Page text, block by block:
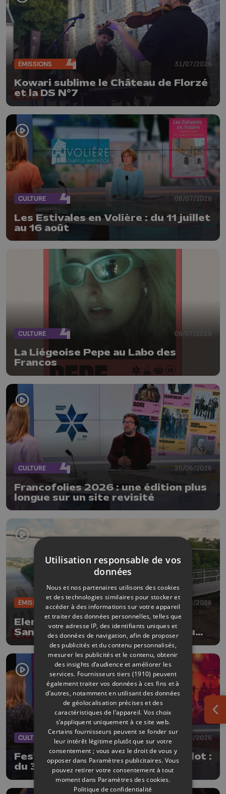
ÉMISSIONS 31/07/2026
Kowari sublime le Château de Florzé
et la DS N°7
CULTURE 08/07/2026
Les Estivales en Volière : du 11 juillet
au 16 août
CULTURE 08/07/2026
La Liégeoise Pepe au Labo des
Francos
CULTURE 20/06/2026
Francofolies 2026 : une édition plus
longue sur un site revisité
ÉMISSIONS 19/06/2026
Elena Lavrenova & Nancy Tormo
Sanchez : un concert suspendu au
Fort d'Eben-Emael
CULTURE 13/06/2026
Festival Vacances Théâtre Stavelot :
du 3 au 12 juillet
Utilisation responsable de vos
données
Nous et nos partenaires utilisons des cookies
et des technologies similaires pour stocker et
accéder à des informations sur votre appareil
et traiter des données personnelles, telles que
votre adresse IP, des identifiants uniques et
des données de navigation, afin de proposer
des publicités et du contenu personnalisés,
mesurer les publicités et le contenu, obtenir
des insights d’audience et améliorer les
services. Fournisseurs tiers (1910) peuvent
également traiter vos données à ces fins et à
d’autres, notamment en utilisant des données
de géolocalisation précises et des
caractéristiques de l’appareil. Vos choix
s’appliquent uniquement à ce site web.
Certains fournisseurs peuvent se fonder sur
leur intérêt légitime plutôt que sur votre
consentement ; vous avez le droit de vous y
opposer dans Paramètres publicitaires. Vous
pouvez retirer votre consentement à tout
moment dans Paramètres des cookies.
Politique de confidentialité